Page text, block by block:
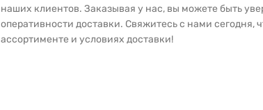
наших клиентов. Заказывая у нас, вы можете быть
оперативности доставки. Свяжитесь с нами сегодня,
ассортименте и условиях доставки!